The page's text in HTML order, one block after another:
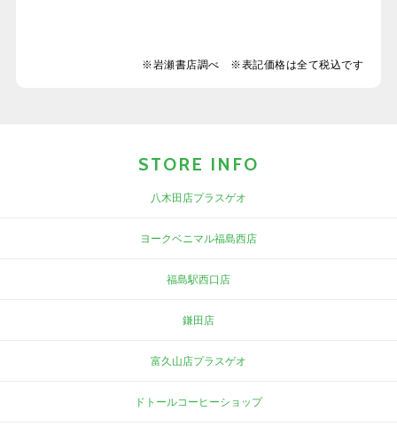
※岩瀬書店調べ ※表記価格は全て税込です
STORE INFO
八木田店プラスゲオ
ヨークベニマル福島西店
福島駅西口店
鎌田店
富久山店プラスゲオ
ドトールコーヒーショップ